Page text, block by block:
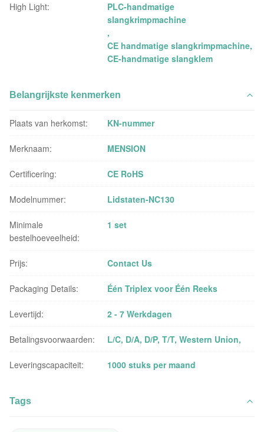
High Light:
PLC-handmatige
slangkrimpmachine
,
CE handmatige slangkrimpmachine,
CE-handmatige slangklem
Belangrijkste kenmerken
Plaats van herkomst: KN-nummer
Merknaam: MENSION
Certificering: CE RoHS
Modelnummer: Lidstaten-NC130
Minimale
bestelhoeveelheid:
1 set
Prijs: Contact Us
Packaging Details: Één Triplex voor Één Reeks
Levertijd: 2 - 7 Werkdagen
Betalingsvoorwaarden: L/C, D/A, D/P, T/T, Western Union,
Leveringscapaciteit: 1000 stuks per maand
Tags